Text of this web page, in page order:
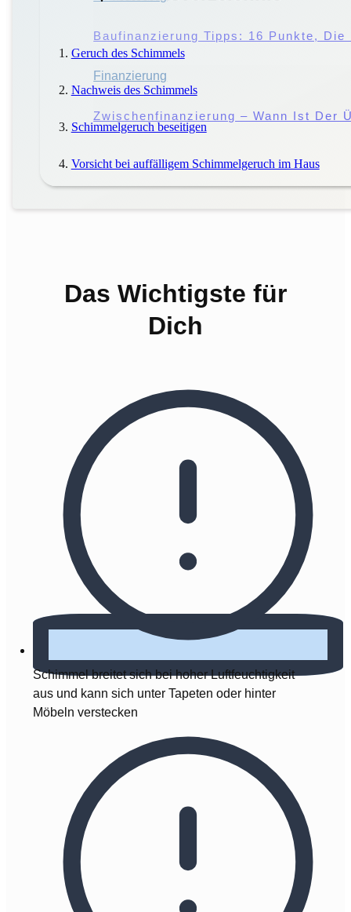
Störung Des Hausfriedens: Droht
Miete|Mieter
Miete Vs. Pacht: Worin Liegen Die
Baufinanzierung Tipps: 16 Punkte,
Finanzierung
Zwischenfinanzierung – Wann Ist Der
Geruch des Schimmels
Nachweis des Schimmels
Schimmelgeruch beseitigen
Vorsicht bei auffälligem Schimmelgeruch im Haus
Das Wichtigste für
Dich
Schimmel breitet sich bei hoher Luftfeuchtigkeit
aus und kann sich unter Tapeten oder hinter
Möbeln verstecken